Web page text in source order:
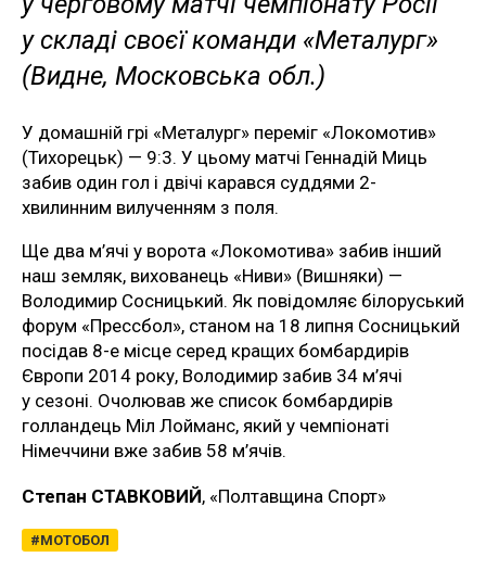
у складі своєї команди «Металург»
(Видне, Московська обл.)
У домашній грі «Металург» переміг «Локомотив»
(Тихорецьк) — 9:3. У цьому матчі Геннадій Миць
забив один гол і двічі карався суддями 2-
хвилинним вилученням з поля.
Ще два м’ячі у ворота «Локомотива» забив інший
наш земляк, вихованець «Ниви» (Вишняки) —
Володимир Сосницький. Як повідомляє білоруський
форум «Прессбол», станом на 18 липня Сосницький
посідав 8-е місце серед кращих бомбардирів
Європи 2014 року, Володимир забив 34 м’ячі
у сезоні. Очолював же список бомбардирів
голландець Міл Лойманс, який у чемпіонаті
Німеччини вже забив 58 м’ячів.
Степан СТАВКОВИЙ, «Полтавщина Спорт»
МОТОБОЛ